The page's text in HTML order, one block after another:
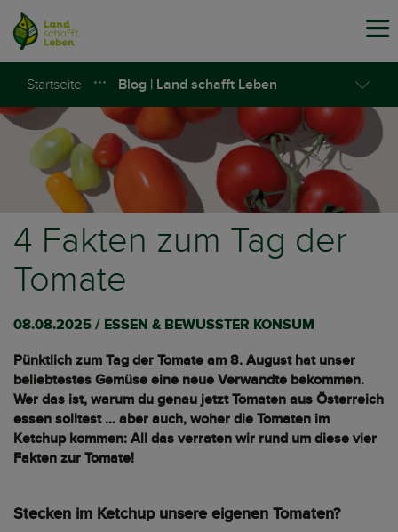
Startseite Blog | Land schafft Leben
4 Fakten zum Tag der
Tomate
08.08.2025 / ESSEN & BEWUSSTER KONSUM
Pünktlich zum Tag der Tomate am 8. August hat unser
beliebtestes Gemüse eine neue Verwandte bekommen.
Wer das ist, warum du genau jetzt Tomaten aus Österreich
essen solltest … aber auch, woher die Tomaten im
Ketchup kommen: All das verraten wir rund um diese vier
Fakten zur Tomate!
Stecken im Ketchup unsere eigenen Tomaten?